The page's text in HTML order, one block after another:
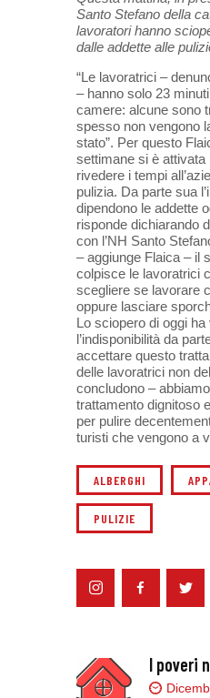
Santo Stefano della
lavoratori hanno
dalle addette alle
“Le lavoratrici –
– hanno solo 23
camere: alcune sono
spesso non vengono
stato”. Per questo
settimane si è attivata
rivedere i tempi
pulizia. Da parte sua
dipendono le addette
risponde dichiarando
con l’NH Santo
– aggiunge Flaica – il
colpisce le lavoratrici
scegliere se lavorare
oppure lasciare
Lo sciopero di oggi
l’indisponibilità da
accettare questo
delle lavoratrici non
concludono –
trattamento dignitoso
per pulire
turisti che vengono a
ALBERGHI
PULIZIE
I poveri